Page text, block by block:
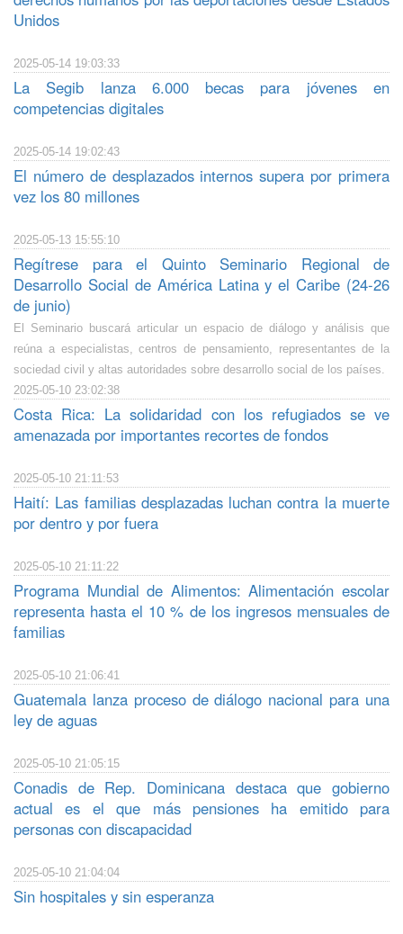
Unidos
2025-05-14 19:03:33
La Segib lanza 6.000 becas para jóvenes en
competencias digitales
2025-05-14 19:02:43
El número de desplazados internos supera por primera
vez los 80 millones
2025-05-13 15:55:10
Regítrese para el Quinto Seminario Regional de
Desarrollo Social de América Latina y el Caribe (24-26
de junio)
El Seminario buscará articular un espacio de diálogo y análisis que
reúna a especialistas, centros de pensamiento, representantes de la
sociedad civil y altas autoridades sobre desarrollo social de los países.
2025-05-10 23:02:38
Costa Rica: La solidaridad con los refugiados se ve
amenazada por importantes recortes de fondos
2025-05-10 21:11:53
Haití: Las familias desplazadas luchan contra la muerte
por dentro y por fuera
2025-05-10 21:11:22
Programa Mundial de Alimentos: Alimentación escolar
representa hasta el 10 % de los ingresos mensuales de
familias
2025-05-10 21:06:41
Guatemala lanza proceso de diálogo nacional para una
ley de aguas
2025-05-10 21:05:15
Conadis de Rep. Dominicana destaca que gobierno
actual es el que más pensiones ha emitido para
personas con discapacidad
2025-05-10 21:04:04
Sin hospitales y sin esperanza